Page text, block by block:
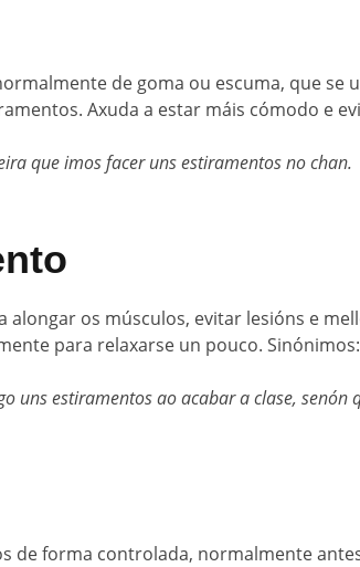
de goma ou escuma, que se
Axuda a estar máis cómodo e
que imos facer uns estiramentos no chan.
alongar os músculos, evitar lesións e
para relaxarse un pouco. Sinónimos:
uns estiramentos ao acabar a clase, senón
de forma controlada, normalmente